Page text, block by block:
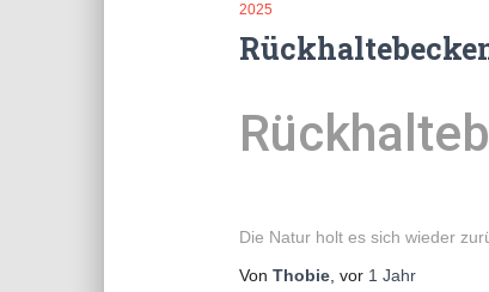
2025
Die Natur holt es sich wieder
Von Thobie, vor 1 Jahr